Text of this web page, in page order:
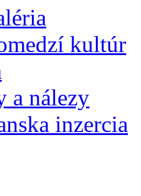
kultúr
a nálezy
inzercia